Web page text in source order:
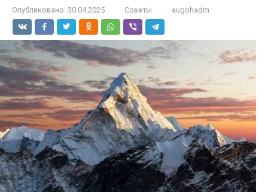
Опубликовано: 30.04.2025 Советы augohadm